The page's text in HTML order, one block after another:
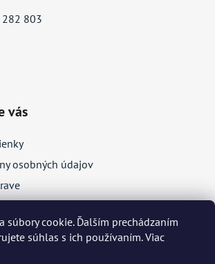
súbory cookie. Ďalším prechádzaním
súhlas s ich používaním. Viac
803
vás
osobných údajov